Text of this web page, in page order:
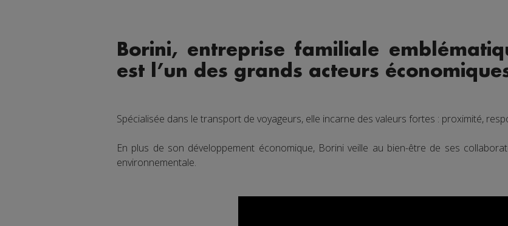
Borini, entreprise familiale
est l’un des grands acteurs
Spécialisée dans le transport de voyageurs, elle incarne des valeurs fortes : proximité,
En plus de son développement économique, Borini veille au bien-être de ses
environnementale.